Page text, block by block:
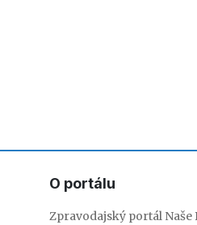
O portálu
Zpravodajský portál